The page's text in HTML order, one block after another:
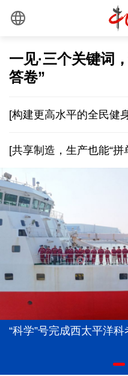
一见·三个关键词
答卷”
[构建更高水平的全民健
[共享制造，生产也能“拼
“科学”号完成西太平洋